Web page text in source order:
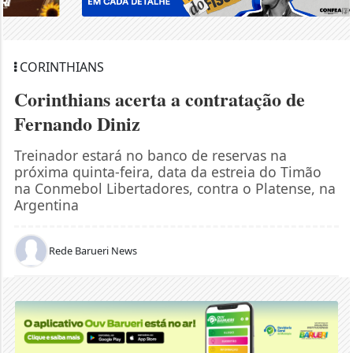
CORINTHIANS
Corinthians acerta a contratação de
Fernando Diniz
Treinador estará no banco de reservas na
próxima quinta-feira, data da estreia do Timão
na Conmebol Libertadores, contra o Platense, na
Argentina
Rede Barueri News